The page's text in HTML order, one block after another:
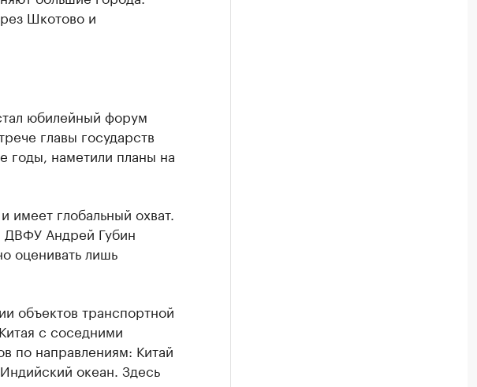
Шкотово и
юбилейный форум
главы государств
годы, наметили планы на
имеет глобальный охват.
Андрей Губин
оценивать лишь
объектов транспортной
с соседними
по направлениям: Китай
океан. Здесь